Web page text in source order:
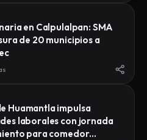
en Calpulalpan: SMA
de 20 municipios a
Huamantla impulsa
laborales con jornada
para comedor